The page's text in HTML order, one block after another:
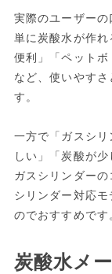
実際のユーザー
単に炭酸水が作
便利」「ペットボ
など、使いやす
す。
一方で「ガスシ
しい」「炭酸が
ガスシリンダー
シリンダー対応
のでおすすめです
炭酸水メ